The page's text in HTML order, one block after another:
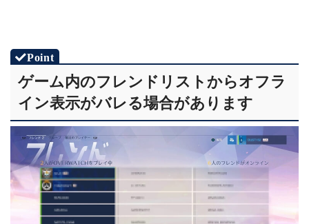
ゲーム内のフレンドリストからオフラ
イン表示がバレる場合があります